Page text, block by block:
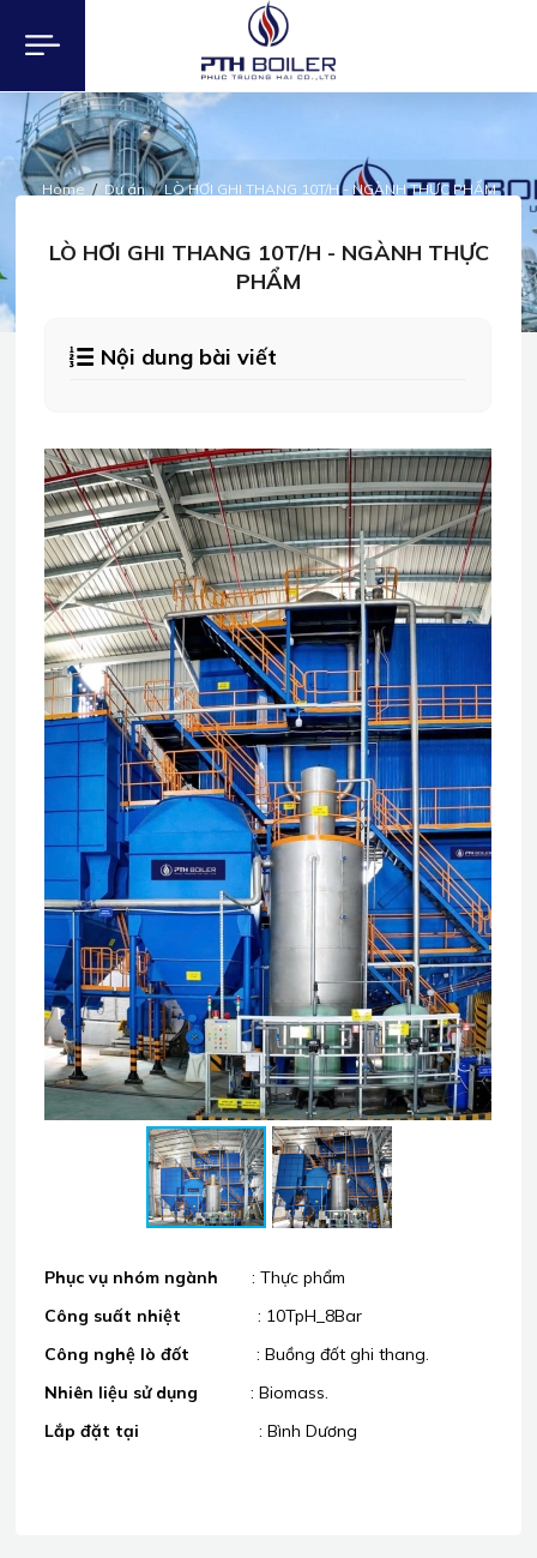
Home Dự án LÒ HƠI GHI THANG 10T/H - NGÀNH THỰC PHẨM
DỰ ÁN
LÒ HƠI GHI THANG 10T/H - NGÀNH THỰC
PHẨM
Nội dung bài viết
Phục vụ nhóm ngành : Thực phẩm
Công suất nhiệt : 10TpH_8Bar
Công nghệ lò đốt : Buồng đốt ghi thang.
Nhiên liệu sử dụng : Biomass.
Lắp đặt tại
: Bình Dương